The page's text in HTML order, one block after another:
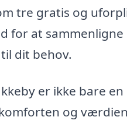
tre gratis og
for at
dit behov.
er ikke bare
og